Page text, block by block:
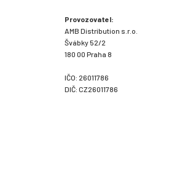
Provozovatel:
AMB Distribution s.r.o.
Švábky 52/2
180 00 Praha 8
IČO: 26011786
DIČ: CZ26011786